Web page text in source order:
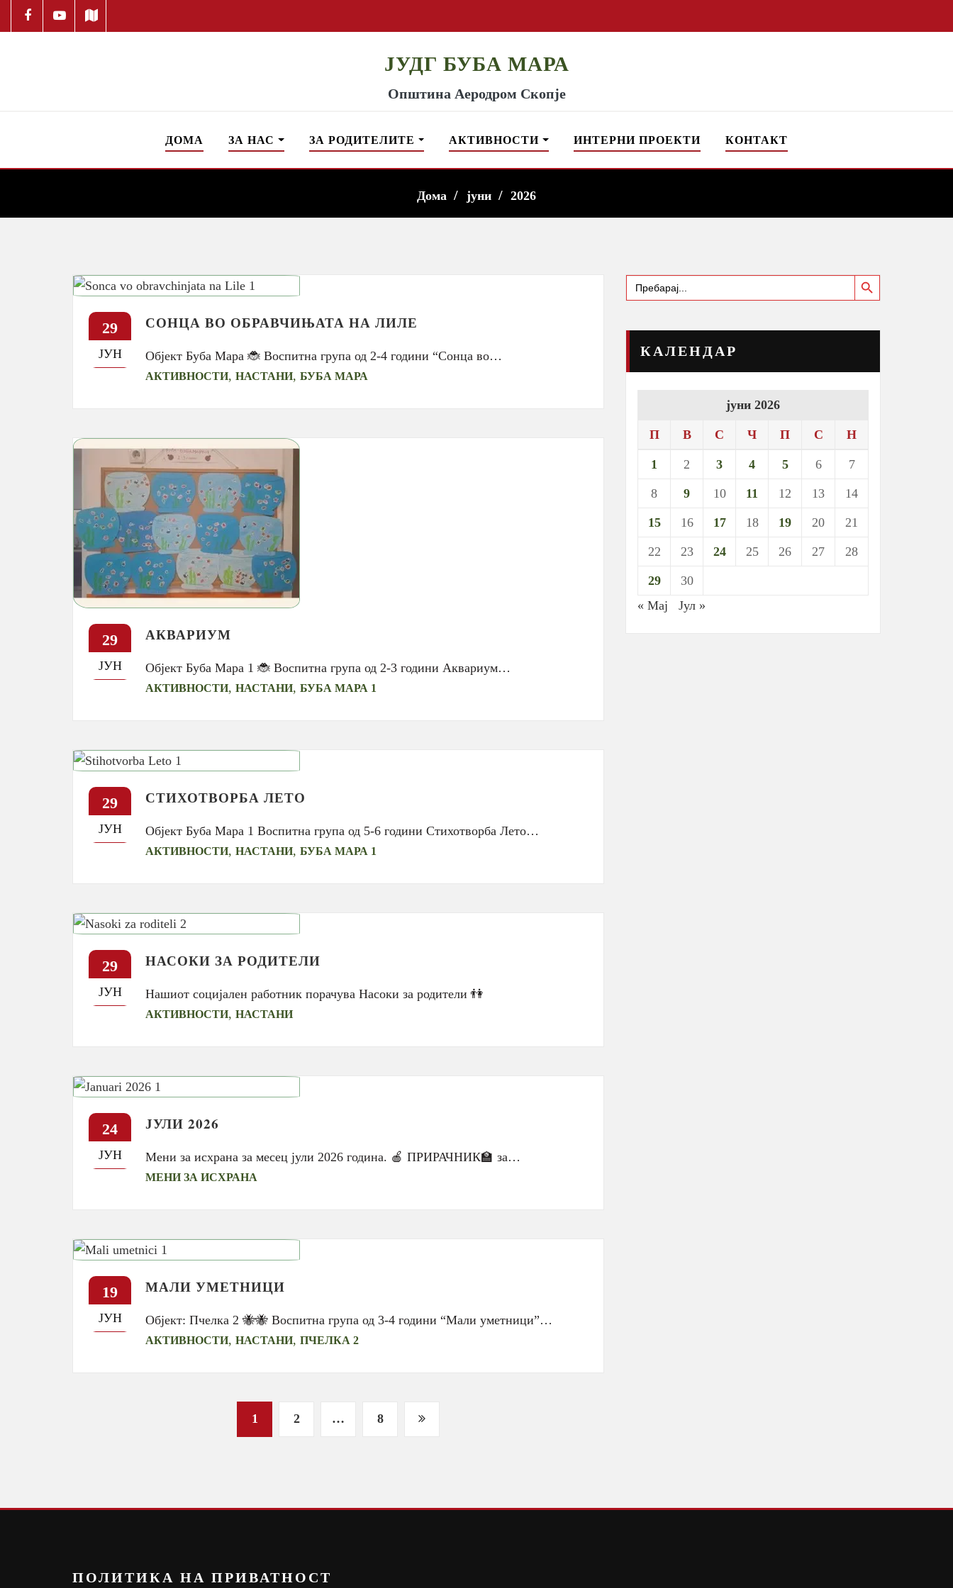
ЈУДГ БУБА МАРА
Општина Аеродром Скопје
ДОМА ЗА НАС ЗА РОДИТЕЛИТЕ АКТИВНОСТИ ИНТЕРНИ ПРОЕКТИ КОНТАКТ
Дома јуни 2026
29
ЈУН
СОНЦА ВО ОБРАВЧИЊАТА НА ЛИЛЕ
Објект Буба Мара 🐞 Воспитна група од 2-4 години “Сонца во…
АКТИВНОСТИ, НАСТАНИ, БУБА МАРА
29
ЈУН
АКВАРИУМ
Објект Буба Мара 1 🐞 Воспитна група од 2-3 години Аквариум…
АКТИВНОСТИ, НАСТАНИ, БУБА МАРА 1
29
ЈУН
СТИХОТВОРБА ЛЕТО
Објект Буба Мара 1 Воспитна група од 5-6 години Стихотворба Лето…
АКТИВНОСТИ, НАСТАНИ, БУБА МАРА 1
29
ЈУН
НАСОКИ ЗА РОДИТЕЛИ
Нашиот социјален работник порачува Насоки за родители 👫
АКТИВНОСТИ, НАСТАНИ
24
ЈУН
ЈУЛИ 2026
Мени за исхрана за месец јули 2026 година. 🍎 ПРИРАЧНИК🏫 за…
МЕНИ ЗА ИСХРАНА
19
ЈУН
МАЛИ УМЕТНИЦИ
Објект: Пчелка 2 🐝🐝 Воспитна група од 3-4 години “Мали уметници”…
АКТИВНОСТИ, НАСТАНИ, ПЧЕЛКА 2
1 2 … 8
Search
for:
Search Button
КАЛЕНДАР
јуни 2026
П В С Ч П С Н
1 2 3 4 5 6 7
8 9 10 11 12 13 14
15 16 17 18 19 20 21
22 23 24 25 26 27 28
29
30
« Мај
Јул »
ПОЛИТИКА НА ПРИВАТНОСТ